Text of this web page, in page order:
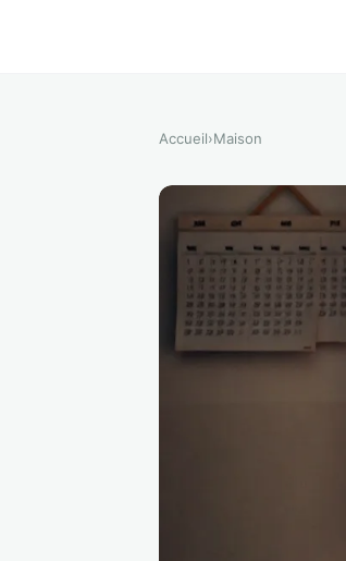
Accueil›Maison